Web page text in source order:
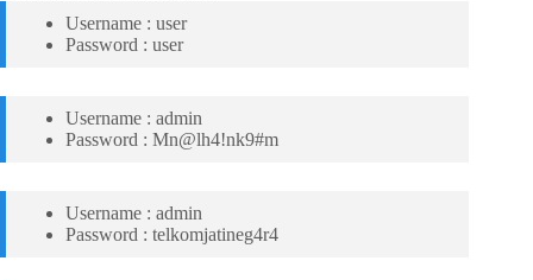
Username : user
Password : user
Username : admin
Password : Mn@lh4!nk9#m
Username : admin
Password : telkomjatineg4r4